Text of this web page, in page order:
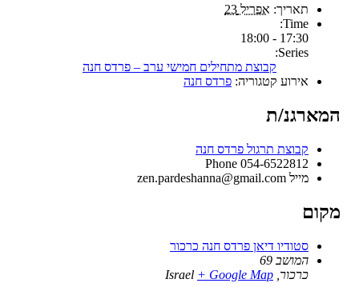
תאריך: אפריל 23
Time:
17:30 - 18:00
Series:
קבוצת מתחילים חמישי ערב – פרדס חנה
אירוע קטגוריה: פרדס חנה
המארגנ/ת
קבוצת תרגול פרדס חנה
Phone 054-6522812
מייל zen.pardeshanna@gmail.com
מקום
סטודיו דיאן פרדס חנה כרכור
המושב 69
כרכור
Israel + Google Map